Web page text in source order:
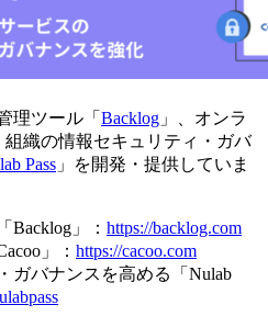
理ツール「 Backlog 」、オンラ
組織の情報セキュリティ・ガバ
Pass 」を開発・提供していま
Backlog」： https://backlog.com
」： https://cacoo.com
ガバナンスを高める「Nulab